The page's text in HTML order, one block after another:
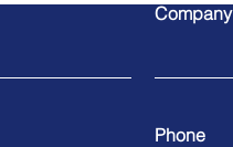
Company
Phone